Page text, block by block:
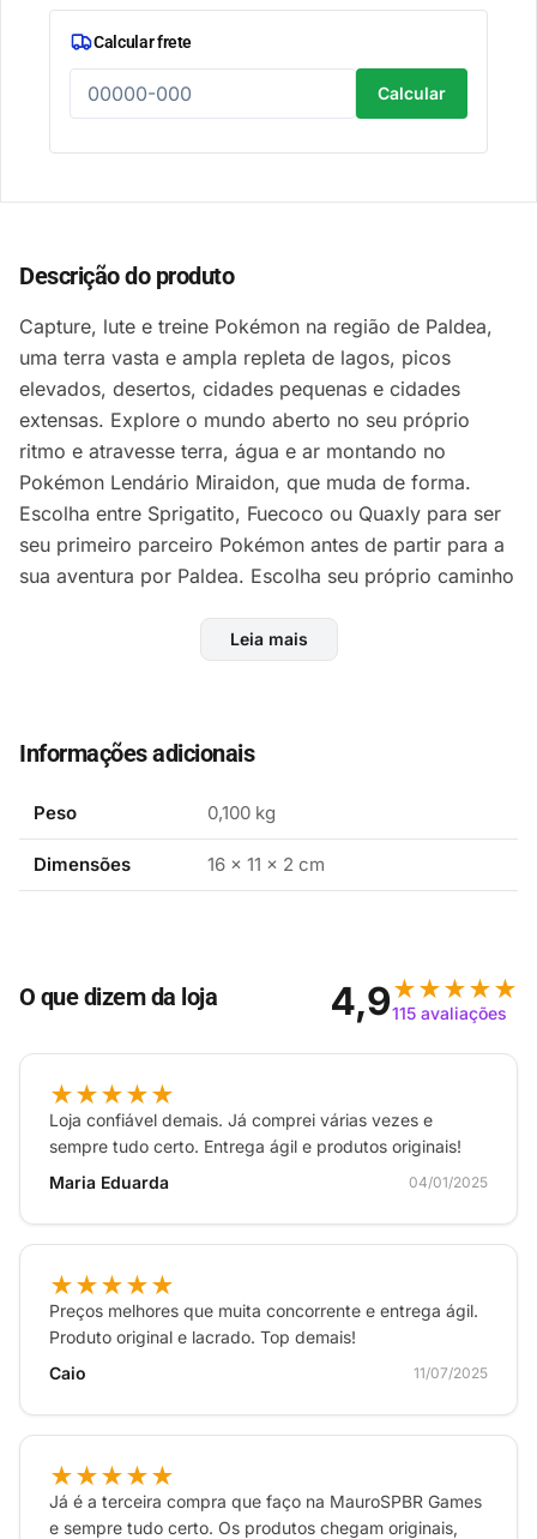
Calcular frete
Calcular
Descrição do produto
Capture, lute e treine Pokémon na região de Paldea,
uma terra vasta e ampla repleta de lagos, picos
elevados, desertos, cidades pequenas e cidades
extensas. Explore o mundo aberto no seu próprio
ritmo e atravesse terra, água e ar montando no
Pokémon Lendário Miraidon, que muda de forma.
Escolha entre Sprigatito, Fuecoco ou Quaxly para ser
seu primeiro parceiro Pokémon antes de partir para a
sua aventura por Paldea. Escolha seu próprio caminho
Pokémon Titan e luta contra o Team Star Não há um
histórias. Em Victory Road, você desafiará Ginásios
classificação
Leia mais
Informações adicionais
Peso 0,100 kg
Dimensões 16 × 11 × 2 cm
O que dizem da loja 4,9★★★★★
115 avaliações
★★★★★
Loja confiável demais. Já comprei várias vezes e
sempre tudo certo. Entrega ágil e produtos originais!
Maria Eduarda
04/01/2025
★★★★★
Preços melhores que muita concorrente e entrega ágil.
Produto original e lacrado. Top demais!
Caio
11/07/2025
★★★★★
Já é a terceira compra que faço na MauroSPBR Games
e sempre tudo certo. Os produtos chegam originais,